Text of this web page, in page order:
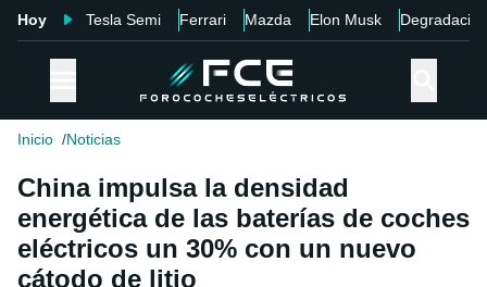
Hoy Tesla Semi Ferrari Mazda Elon Musk Degradación
Inicio Noticias
China impulsa la densidad
energética de las baterías de coches
eléctricos un 30% con un nuevo
cátodo de litio